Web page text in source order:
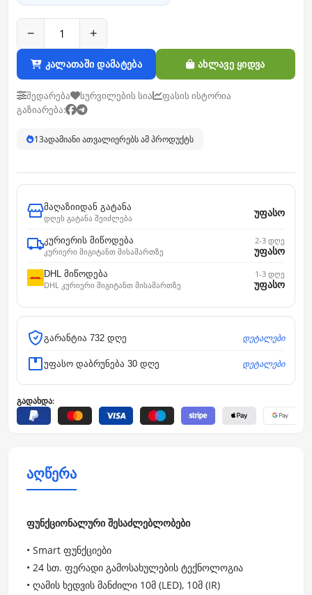
− +
კალათაში დამატება ახლავე ყიდვა
შედარება სურვილების სია
ფასის ისტორია
გაზიარება:
13ადამიანი ათვალიერებს ამ პროდუქტს
მაღაზიიდან გატანა
დღეს გატანა შეიძლება
უფასო
კურიერის მიწოდება
კურიერი მიგიტანთ მისამართზე
2-3 დღე
უფასო
DHL მიწოდება
DHL კურიერი მიგიტანთ მისამართზე
1-3 დღე
უფასო
გარანტია 732 დღე დეტალები
უფასო დაბრუნება 30 დღე დეტალები
გადახდა:
აღწერა
ფუნქციონალური შესაძლებლობები
• Smart ფუნქციები
• 24 სთ. ფერადი გამოსახულების ტექნოლოგია
• ღამის ხედვის მანძილი 10მ (LED), 10მ (IR)